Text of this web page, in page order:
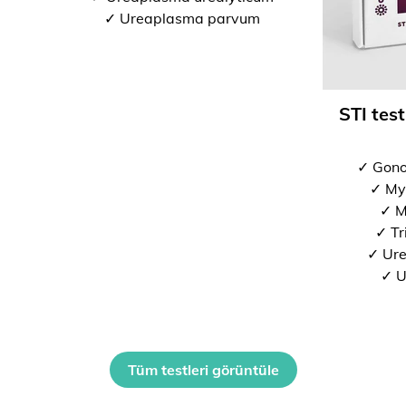
✓ Ureaplasma parvum
STI
✓
✓
✓
✓
✓
✓
Tüm testleri görüntüle